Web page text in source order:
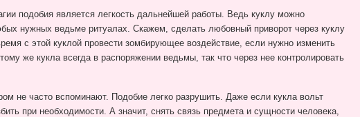
подобия является легкость дальнейшей работы. Ведь куклу можно
нужных ведьме ритуалах. Скажем, сделать любовный приворот через куклу
с этой куклой провести зомбирующее воздействие, если нужно изменить
же кукла всегда в распоряжении ведьмы, так что через нее контролировать
не часто вспоминают. Подобие легко разрушить. Даже если кукла вольт
при необходимости. А значит, снять связь предмета и сущности человека,